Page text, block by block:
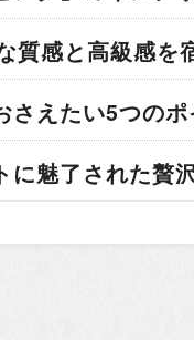
質感と高級感を
さえたい5つの
に魅了された贅